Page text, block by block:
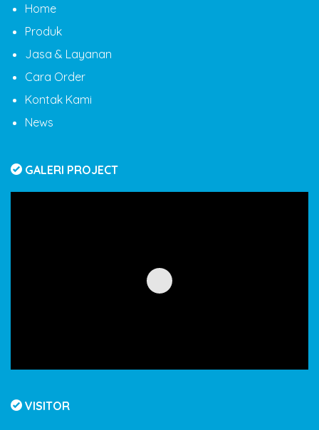
Home
Produk
Jasa & Layanan
Cara Order
Kontak Kami
News
GALERI PROJECT
VISITOR